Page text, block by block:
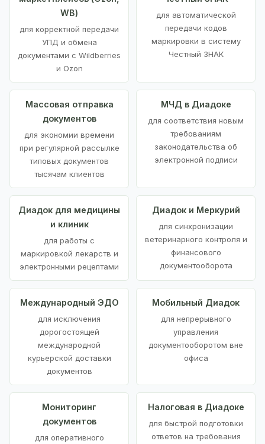
WB)
для корректной передачи
УПД и обмена
документами с Wildberries
и Ozon
для автоматической
передачи кодов
маркировки в систему
Честный ЗНАК
Массовая отправка
документов
для экономии времени
при регулярной рассылке
типовых документов
тысячам клиентов
МЧД в Диадоке
для соответствия новым
требованиям
законодательства об
электронной подписи
Диадок для медицины
и клиник
для работы с
маркировкой лекарств и
электронными рецептами
Диадок и Меркурий
для синхронизации
ветеринарного контроля и
финансового
документооборота
Международный ЭДО
для исключения
дорогостоящей
международной
курьерской доставки
документов
Мобильный Диадок
для непрерывного
управления
документооборотом вне
офиса
Мониторинг
документов
для оперативного
Налоговая в Диадоке
для быстрой подготовки
ответов на требования